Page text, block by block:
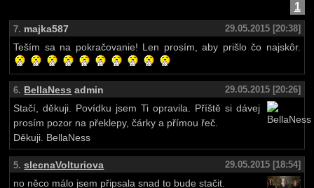
1
7. majka587
29.05.2015 [20:38]
Teším sa na pokračovanie! Len prosím, aby prišlo čo najskôr.
6. BellaNess admin
29.05.2015 [20:26]
Stačí, děkuji. Povídku jsem Ti opravila. Příště si dávej
prosím pozor na překlepy, čárky a přímou řeč.
Děkuji. BellaNess
5. slecnaVolturiova
29.05.2015 [18:54]
no něco málo jsem připsala snad to bude stačit.